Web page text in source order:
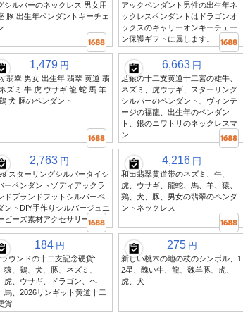
シルバーのネックレス 男女用
豚 出生年ペンダントキーチェ
アックペンダント男性の出生年ネ
ックレスペンダントはドラゴンオ
ックスのキャリーオンキーチェー
ン保護ギフトに属します。
1,479 円
翡翠 男女 出生年 翡翠 黄道 翡
ズミ 牛 虎 ウサギ 龍 蛇 馬 羊
犬 豚のペンダント
6,663 円
足銀の十二支黄道十二宮の雄牛、
ネズミ、虎ウサギ、スターリング
シルバーのペンダント、ヴィンテ
ージの福龍、出生年のペンダン
ト、銀のニワトリのネックレスマ
ン
2,763 円
スターリングシルバータイシ
ーペンダントゾディアックラ
ドブランドフットシルバーペ
ントDIY手作りシルバージュエ
ビーズ素材アクセサリー
4,216 円
和田翡翠黄道帯のネズミ、牛、
虎、ウサギ、龍蛇、馬、羊、猿、
鶏、犬、豚、男女の翡翠のペンダ
ントネックレス
184 円
ウンドの十二支記念硬貨:
猿、鶏、犬、豚、ネズミ、
虎、ウサギ、ドラゴン、ヘ
馬、2026リンギット黄道十二
貨
275 円
新しい桃木の地の枝のシンボル、1
2星、醜い牛、龍、魏羊豚、虎、
虎、犬